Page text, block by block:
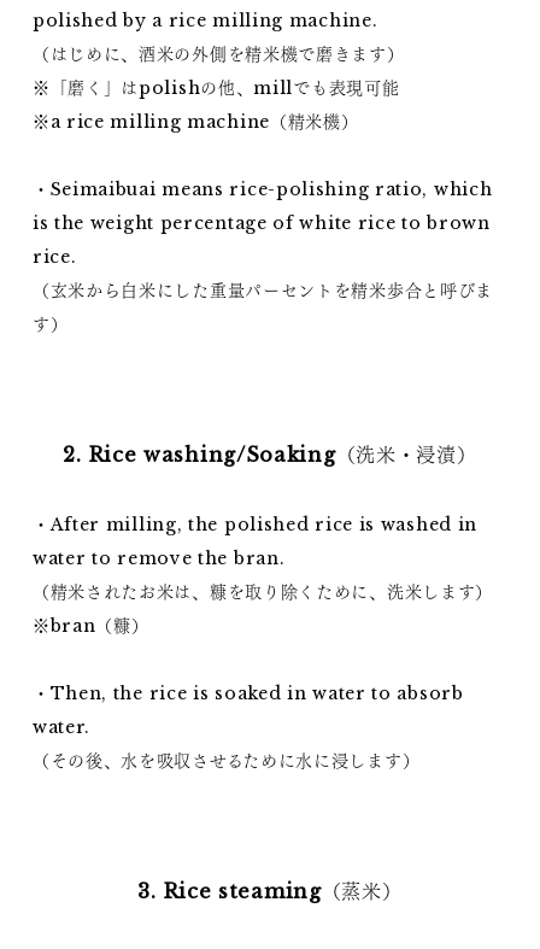
polished by a rice milling machine.
（はじめに、酒米の外側を精米機で磨きます）
※「磨く」はpolishの他、millでも表現可能
※a rice milling machine（精米機）
・Seimaibuai means rice-polishing ratio, which
is the weight percentage of white rice to brown
rice.
（玄米から白米にした重量パーセントを精米歩合と呼びま
す）
2. Rice washing/Soaking（洗米・浸漬）
・After milling, the polished rice is washed in
water to remove the bran.
（精米されたお米は、糠を取り除くために、洗米します）
※bran（糠）
・Then, the rice is soaked in water to absorb
water.
（その後、水を吸収させるために水に浸します）
3. Rice steaming（蒸米）